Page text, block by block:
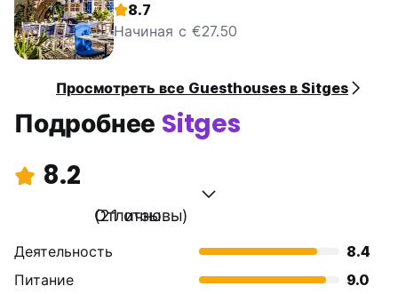
8.7
Начиная с €27.50
Просмотреть все Guesthouses в Sitges
Подробнее Sitges
8.2
Отлично
(21 отзывы)
Деятельность
8.4
Питание
9.0